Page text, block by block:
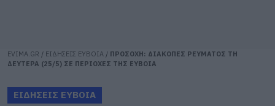
EVIMA.GR / ΕΙΔΗΣΕΙΣ ΕΥΒΟΙΑ / ΠΡΟΣΟΧΗ: ΔΙΑΚΟΠΕΣ ΡΕΥΜΑΤΟΣ ΤΗ
ΔΕΥΤΕΡΑ (25/5) ΣΕ ΠΕΡΙΟΧΕΣ ΤΗΣ ΕΥΒΟΙΑ
ΕΙΔΗΣΕΙΣ ΕΥΒΟΙΑ